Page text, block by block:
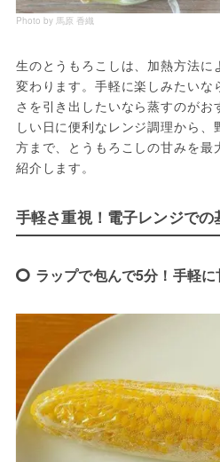
Photo by 馬原 香織
生のとうもろこしは、加熱方法に
変わります。手軽に楽しみたいな
さを引き出したいなら蒸すのが
しい日に便利なレンジ調理から、
方まで、とうもろこしの甘みを最
紹介します。
手軽さ重視！電子レンジでの
ラップで包んで5分！手軽